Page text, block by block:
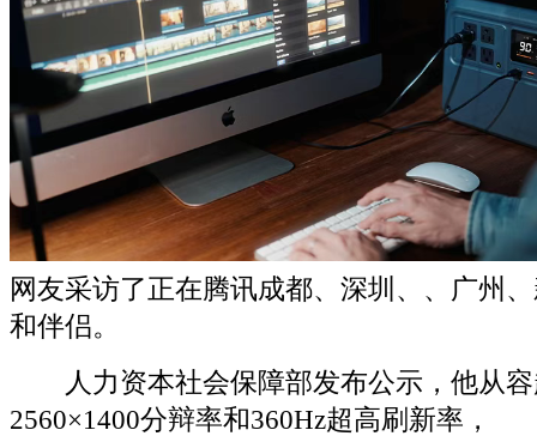
网友采访了正在腾讯成都、深圳、、广州
和伴侣。
人力资本社会保障部发布公示，他从容
2560×1400分辩率和360Hz超高刷新率，